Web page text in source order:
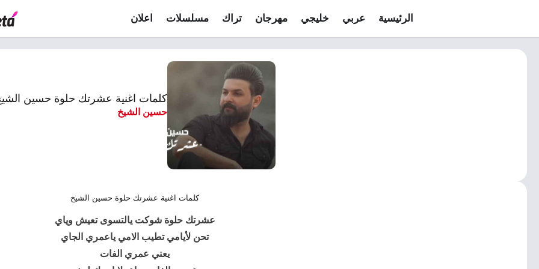
الرئيسية عربي خليجي مهرجان تراك مسلسلات اعلان
كلمات اغنية عشرتك حلوة حسين
حسين الشيخ
كلمات اغنية عشرتك حلوة حسين الشيخ
عشرتك حلوة شوكت يالتسوى تعيش وياي
تحن لأيامي تطيب الامي ياعمري الجاي
يعني عمري الفات